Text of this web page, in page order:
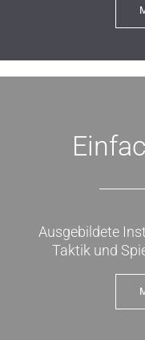
Ausgebildete
Taktik und